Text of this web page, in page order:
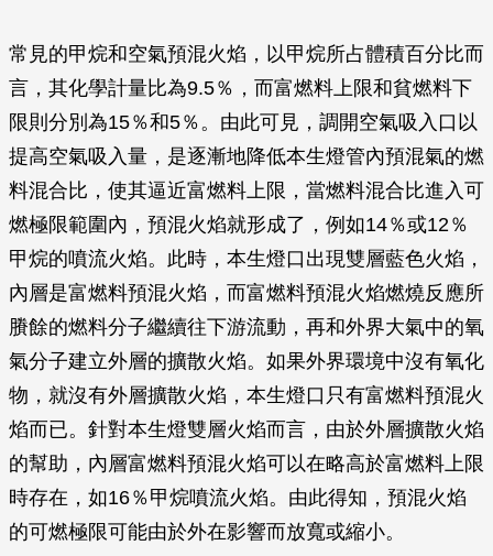
常見的甲烷和空氣預混火焰，以甲烷所占體積百分比而
言，其化學計量比為9.5％，而富燃料上限和貧燃料下
限則分別為15％和5％。由此可見，調開空氣吸入口以
提高空氣吸入量，是逐漸地降低本生燈管內預混氣的燃
料混合比，使其逼近富燃料上限，當燃料混合比進入可
燃極限範圍內，預混火焰就形成了，例如14％或12％
甲烷的噴流火焰。此時，本生燈口出現雙層藍色火焰，
內層是富燃料預混火焰，而富燃料預混火焰燃燒反應所
賸餘的燃料分子繼續往下游流動，再和外界大氣中的氧
氣分子建立外層的擴散火焰。如果外界環境中沒有氧化
物，就沒有外層擴散火焰，本生燈口只有富燃料預混火
焰而已。針對本生燈雙層火焰而言，由於外層擴散火焰
的幫助，內層富燃料預混火焰可以在略高於富燃料上限
時存在，如16％甲烷噴流火焰。由此得知，預混火焰
的可燃極限可能由於外在影響而放寬或縮小。